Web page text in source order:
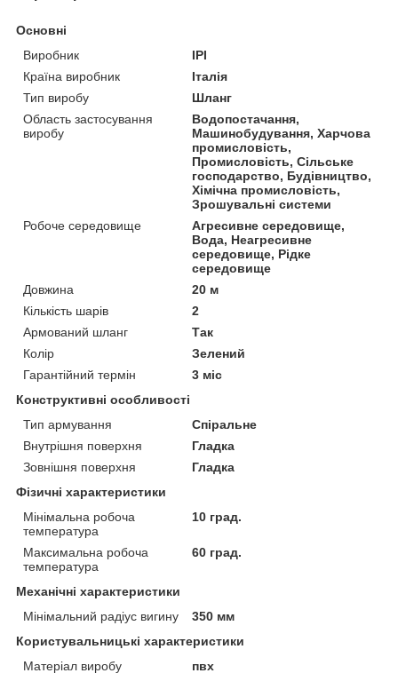
Основні
Виробник
IPI
Країна виробник
Італія
Тип виробу
Шланг
Область застосування
виробу
Водопостачання,
Машинобудування, Харчова
промисловість,
Промисловість, Сільське
господарство, Будівництво,
Хімічна промисловість,
Зрошувальні системи
Робоче середовище
Агресивне середовище,
Вода, Неагресивне
середовище, Рідке
середовище
Довжина
20 м
Кількість шарів
2
Армований шланг
Так
Колір
Зелений
Гарантійний термін
3 міс
Конструктивні особливості
Тип армування
Спіральне
Внутрішня поверхня
Гладка
Зовнішня поверхня
Гладка
Фізичні характеристики
Мінімальна робоча
температура
10 град.
Максимальна робоча
температура
60 град.
Механічні характеристики
Мінімальний радіус вигину
350 мм
Користувальницькі характеристики
Матеріал виробу
пвх